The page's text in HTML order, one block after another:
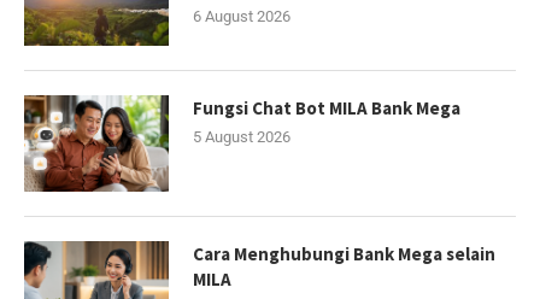
6 August 2026
Fungsi Chat Bot MILA Bank Mega
5 August 2026
Cara Menghubungi Bank Mega selain
MILA